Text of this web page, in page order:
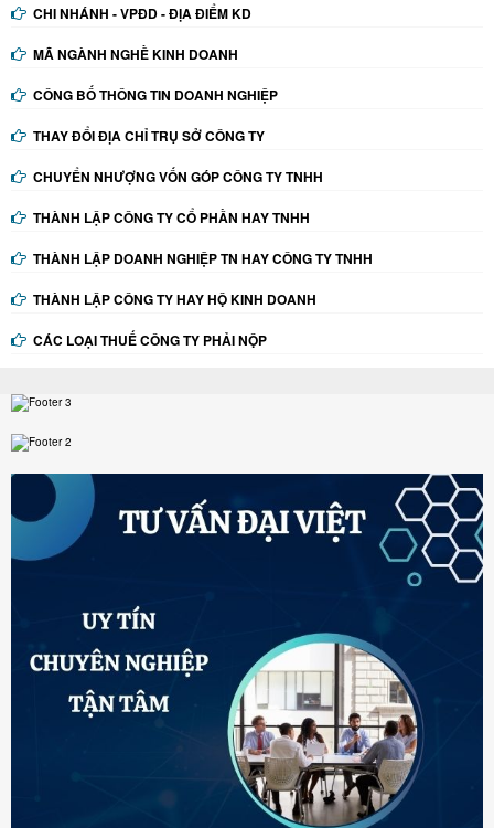
CHI NHÁNH - VPĐD - ĐỊA ĐIỂM KD
MÃ NGÀNH NGHỀ KINH DOANH
CÔNG BỐ THÔNG TIN DOANH NGHIỆP
THAY ĐỔI ĐỊA CHỈ TRỤ SỞ CÔNG TY
CHUYỂN NHƯỢNG VỐN GÓP CÔNG TY TNHH
THÀNH LẬP CÔNG TY CỔ PHẦN HAY TNHH
THÀNH LẬP DOANH NGHIỆP TN HAY CÔNG TY TNHH
THÀNH LẬP CÔNG TY HAY HỘ KINH DOANH
CÁC LOẠI THUẾ CÔNG TY PHẢI NỘP